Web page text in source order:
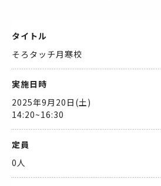
タイトル
そろタッチ月寒校
実施日時
2025年9月20日(土)
14:20~16:30
定員
0人